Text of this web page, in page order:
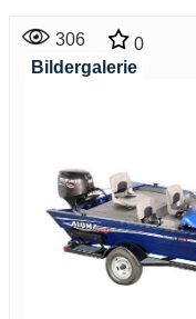
306 0
Bildergalerie